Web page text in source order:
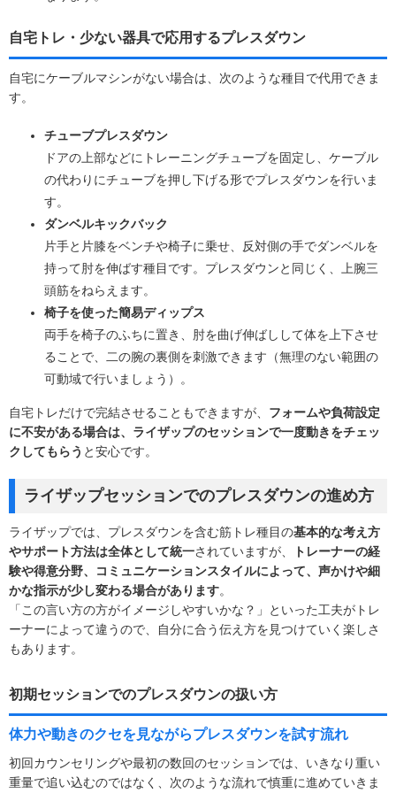
自宅トレ・少ない器具で応用するプレスダウン
自宅にケーブルマシンがない場合は、次のような種目で代用できま
す。
チューブプレスダウン
ドアの上部などにトレーニングチューブを固定し、ケーブル
の代わりにチューブを押し下げる形でプレスダウンを行いま
す。
ダンベルキックバック
片手と片膝をベンチや椅子に乗せ、反対側の手でダンベルを
持って肘を伸ばす種目です。プレスダウンと同じく、上腕三
頭筋をねらえます。
椅子を使った簡易ディップス
両手を椅子のふちに置き、肘を曲げ伸ばしして体を上下させ
ることで、二の腕の裏側を刺激できます（無理のない範囲の
可動域で行いましょう）。
自宅トレだけで完結させることもできますが、 フォームや負荷設定
に不安がある場合は、ライザップのセッションで一度動きをチェッ
クしてもらう と安心です。
ライザップセッションでのプレスダウンの進め方
ライザップでは、プレスダウンを含む筋トレ種目の基本的な考え方
やサポート方法は全体として統一されていますが、
トレーナーの経
験や得意分野、コミュニケーションスタイルによって、声かけや細
かな指示が少し変わる場合があります。
「この言い方の方がイメージしやすいかな？」といった工夫がトレ
ーナーによって違うので、自分に合う伝え方を見つけていく楽しさ
もあります。
初期セッションでのプレスダウンの扱い方
体力や動きのクセを見ながらプレスダウンを試す流れ
初回カウンセリングや最初の数回のセッションでは、いきなり重い
重量で追い込むのではなく、次のような流れで慎重に進めていきま